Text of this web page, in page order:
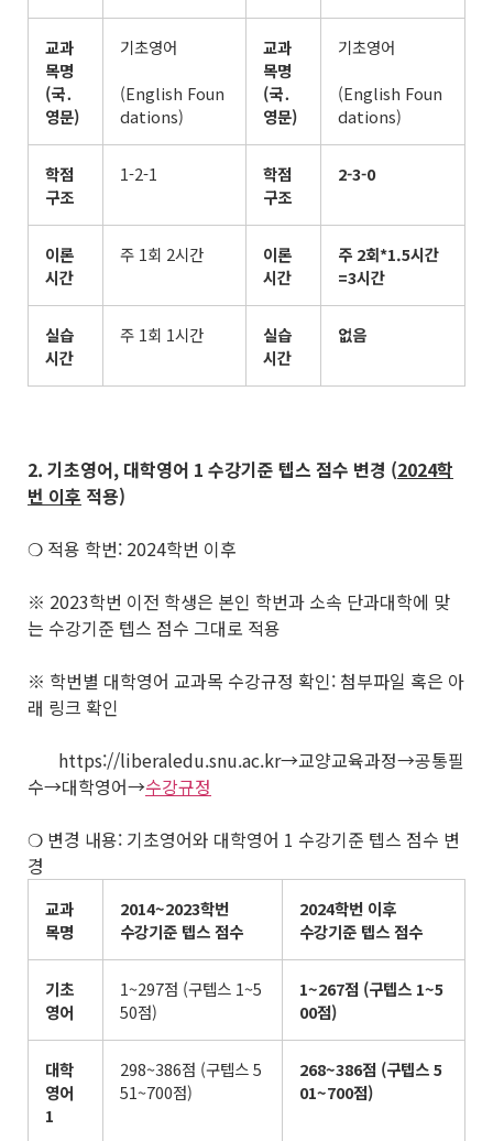
교과
목명
(국․
영문)
기초영어
(English Foun
dations)
교과
목명
(국․
영문)
기초영어
(English Foun
dations)
학점
구조
1-2-1
학점
구조
2-3-0
이론
시간
주 1회 2시간
이론
시간
주 2회*1.5시간
=3시간
실습
시간
주 1회 1시간
실습
시간
없음
2. 기초영어, 대학영어 1 수강기준 텝스 점수 변경 (2024학
번 이후 적용)
❍ 적용 학번: 2024학번 이후
※ 2023학번 이전 학생은 본인 학번과 소속 단과대학에 맞
는 수강기준 텝스 점수 그대로 적용
※ 학번별 대학영어 교과목 수강규정 확인: 첨부파일 혹은 아
래 링크 확인
https://liberaledu.snu.ac.kr→교양교육과정→공통필
수→대학영어→수강규정
❍ 변경 내용: 기초영어와 대학영어 1 수강기준 텝스 점수 변
경
교과
목명
2014~2023학번
수강기준 텝스 점수
2024학번 이후
수강기준 텝스 점수
기초
영어
1~297점 (구텝스 1~5
50점)
1~267점 (구텝스 1~5
00점)
대학
영어
1
298~386점 (구텝스 5
51~700점)
268~386점 (구텝스5
01~700점)